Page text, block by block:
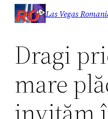
Sari
Las Vegas
Dragi
mare